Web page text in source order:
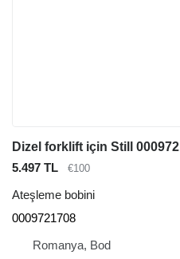
Dizel forklift için Still
5.497 TL
€100
Ateşleme bobini
0009721708
Romanya, Bod